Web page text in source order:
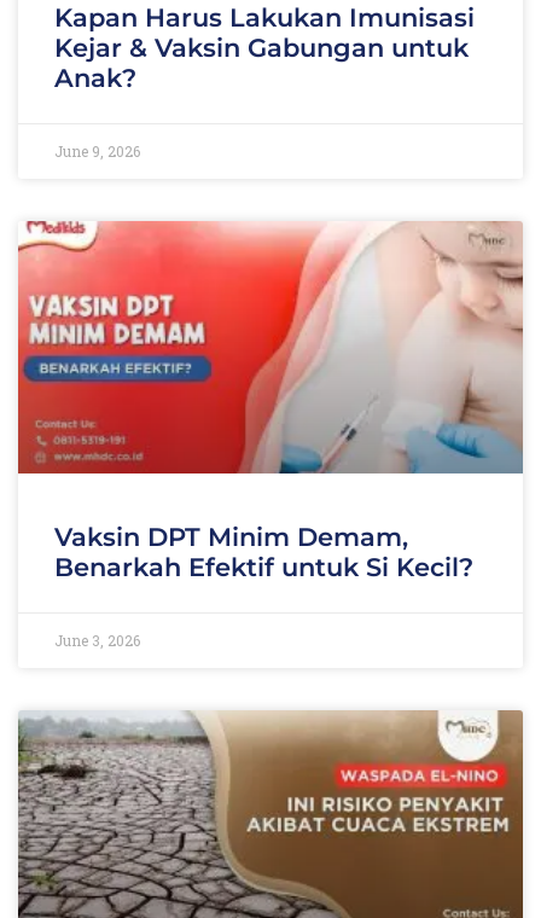
Kapan Harus Lakukan Imunisasi
Kejar & Vaksin Gabungan untuk
Anak?
June 9, 2026
Vaksin DPT Minim Demam,
Benarkah Efektif untuk Si Kecil?
June 3, 2026